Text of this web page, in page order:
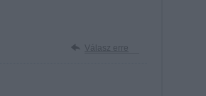
Válasz erre